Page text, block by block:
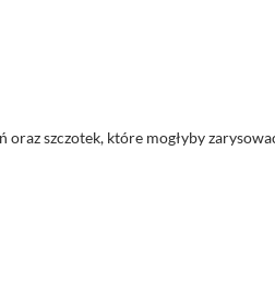
szczotek, które mogłyby